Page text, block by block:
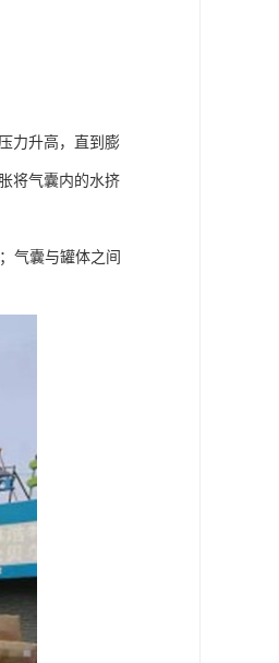
力升高，直到膨
将气囊内的水挤
气囊与罐体之间